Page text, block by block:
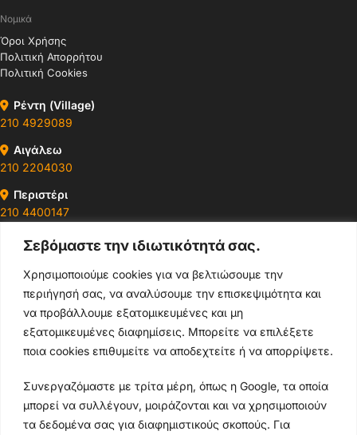
Σεβόμαστε την ιδιωτικότητά σας.
Χρησιμοποιούμε cookies για να βελτιώσουμε την
περιήγησή σας, να αναλύσουμε την επισκεψιμότητα και
να προβάλλουμε εξατομικευμένες και μη
εξατομικευμένες διαφημίσεις. Μπορείτε να επιλέξετε
ποια cookies επιθυμείτε να αποδεχτείτε ή να απορρίψετε.
Συνεργαζόμαστε με τρίτα μέρη, όπως η Google, τα οποία
μπορεί να συλλέγουν, μοιράζονται και να χρησιμοποιούν
τα δεδομένα σας για διαφημιστικούς σκοπούς. Για
Νομικά
Όροι Χρήσης
Πολιτική Απορρήτου
Πολιτική Cookies
Ρέντη (Village)
210 4929089
Αιγάλεω
210 2204030
Περιστέρι
210 4400147
Ωράρια & Διευθύνσεις →
210 4929089
Κεντρικό τηλέφωνο
info@thikishop.gr
Δευ - Σάβ: 10:00 - 21:00